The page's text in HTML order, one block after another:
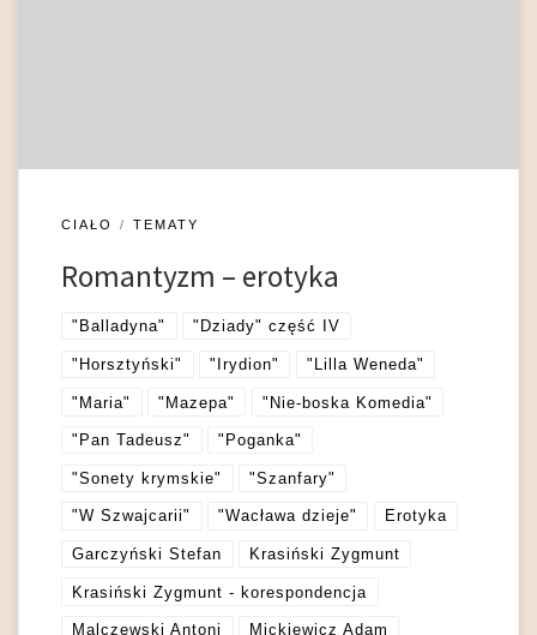
CIAŁO TEMATY
Romantyzm – erotyka
"Balladyna" "Dziady" część IV
"Horsztyński" "Irydion" "Lilla Weneda"
"Maria" "Mazepa" "Nie-boska Komedia"
"Pan Tadeusz" "Poganka"
"Sonety krymskie" "Szanfary"
"W Szwajcarii" "Wacława dzieje" Erotyka
Garczyński Stefan Krasiński Zygmunt
Krasiński Zygmunt - korespondencja
Malczewski Antoni Mickiewicz Adam